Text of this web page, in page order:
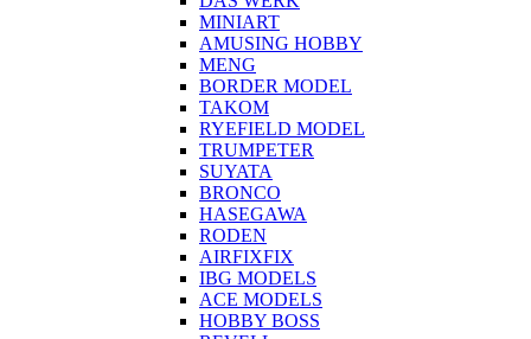
MINIART
AMUSING HOBBY
MENG
BORDER MODEL
TAKOM
RYEFIELD MODEL
TRUMPETER
SUYATA
BRONCO
HASEGAWA
RODEN
AIRFIXFIX
IBG MODELS
ACE MODELS
HOBBY BOSS